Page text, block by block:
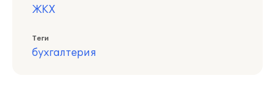
ЖКХ
Теги
бухгалтерия